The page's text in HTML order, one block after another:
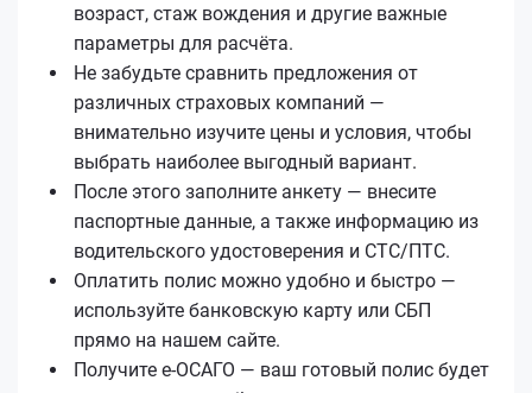
возраст, стаж вождения и другие важные
параметры для расчёта.
Не забудьте сравнить предложения от
различных страховых компаний —
внимательно изучите цены и условия, чтобы
выбрать наиболее выгодный вариант.
После этого заполните анкету — внесите
паспортные данные, а также информацию из
водительского удостоверения и СТС/ПТС.
Оплатить полис можно удобно и быстро —
используйте банковскую карту или СБП
прямо на нашем сайте.
Получите е‑ОСАГО — ваш готовый полис будет